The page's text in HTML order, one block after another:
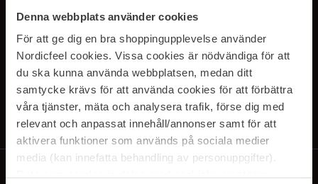
Denna webbplats använder cookies
För att ge dig en bra shoppingupplevelse använder
Nordicfeel cookies. Vissa cookies är nödvändiga för att
du ska kunna använda webbplatsen, medan ditt
samtycke krävs för att använda cookies för att förbättra
våra tjänster, mäta och analysera trafik, förse dig med
relevant och anpassat innehåll/annonser samt för att
aktivera funktioner som används på sociala medier
media (kan innefatta behandling av personuppgifter).
PRENUMERERA PÅ VÅRA
NYHETSBREV
Genom att prenumerera accepterar du vårIntegritetspolicy.
Avprenumerera när som helst.